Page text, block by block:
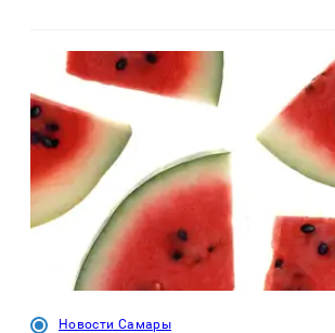
Новости Самары